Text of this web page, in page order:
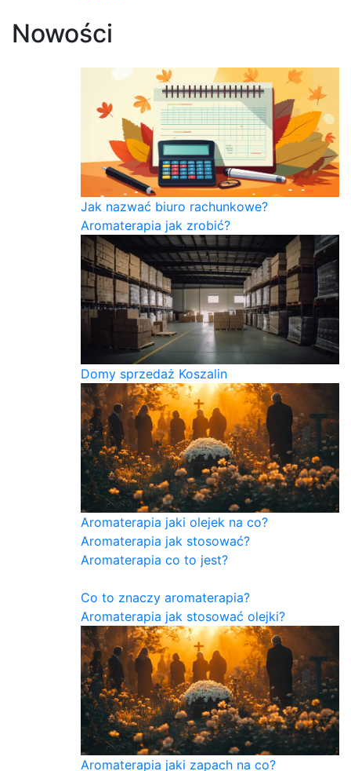
Nowości
Jak nazwać biuro rachunkowe?
Aromaterapia jak zrobić?
Domy sprzedaż Koszalin
Aromaterapia jaki olejek na co?
Aromaterapia jak stosować?
Aromaterapia co to jest?
Co to znaczy aromaterapia?
Aromaterapia jak stosować olejki?
Aromaterapia jaki zapach na co?